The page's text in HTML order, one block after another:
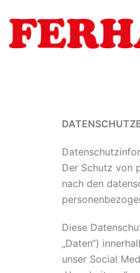
Der Schutz von
nach den
Diese
„Daten“)
unser Social